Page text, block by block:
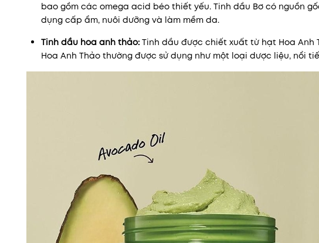
bao gồm các omega acid béo thiết yếu. Tinh dầu Bơ có nguồn
dụng cấp ẩm, nuôi dưỡng và làm mềm da.
Tinh dầu hoa anh thảo: Tinh dầu được chiết xuất từ hạt Hoa Anh
Hoa Anh Thảo thường được sử dụng như một loại dược liệu, nổi